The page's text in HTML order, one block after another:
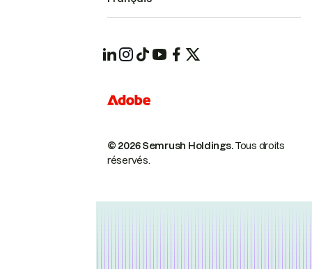
© 2026 Semrush Holdings.Tous droits
réservés.